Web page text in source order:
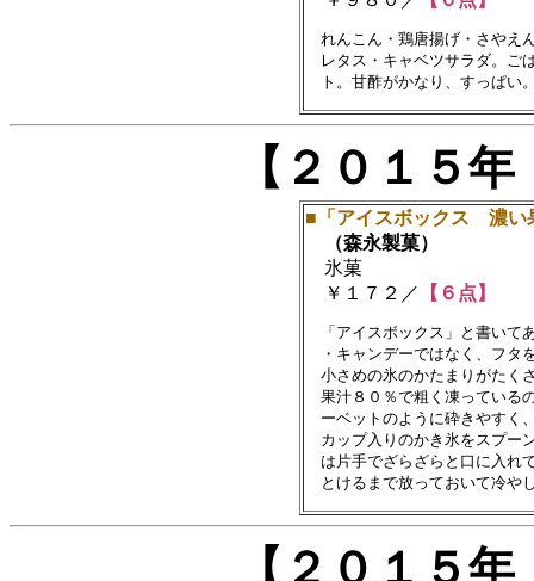
れんこん・鶏唐揚げ・さやえ
レタス・キャベツサラダ。ご
【２０１５
■「アイスボックス 濃
（森永製菓）
氷菓
￥１７２／
【６点】
「アイスボックス」と書いて
・キャンデーではなく、フタ
小さめの氷のかたまりがたく
果汁８０％で粗く凍っている
ーベットのように砕きやすく
カップ入りのかき氷をスプー
は片手でざらざらと口に入れ
【２０１５